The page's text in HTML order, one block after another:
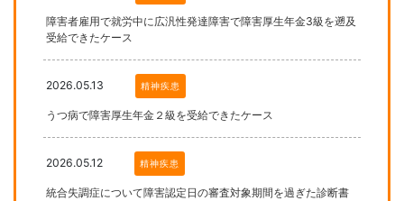
障害者雇用で就労中に広汎性発達障害で障害厚生年金3級を遡及
受給できたケース
2026.05.13 精神疾患
うつ病で障害厚生年金２級を受給できたケース
2026.05.12 精神疾患
統合失調症について障害認定日の審査対象期間を過ぎた診断書